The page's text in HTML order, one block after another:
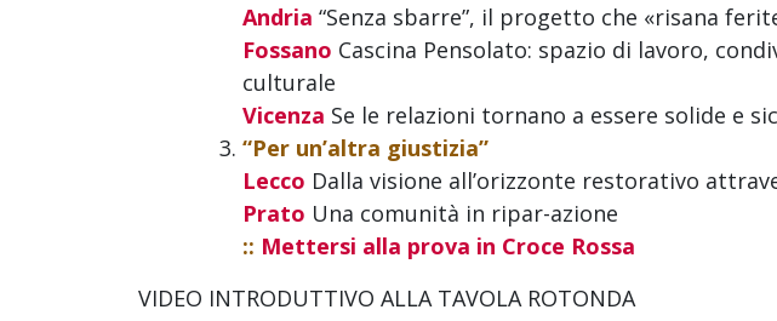
Andria “Senza sbarre”, il progetto che «risana
Fossano Cascina Pensolato: spazio di lavoro,
culturale
Vicenza Se le relazioni tornano a essere solide e
“Per un’altra giustizia”
Lecco Dalla visione all’orizzonte restorativo
Prato Una comunità in ripar-azione
:: Mettersi alla prova in Croce Rossa
VIDEO INTRODUTTIVO ALLA TAVOLA ROTONDA